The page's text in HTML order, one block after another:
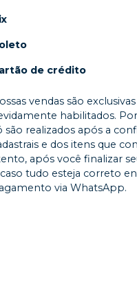
de crédito
vendas são
habilitados.
são realizados após a
e dos itens que
após você finalizar
tudo esteja correto
via WhatsApp.